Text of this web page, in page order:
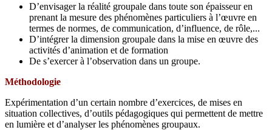
D’envisager la réalité groupale dans toute son épaisseur en
prenant la mesure des phénomènes particuliers à l’œuvre en
termes de normes, de communication, d’influence, de rôle,...
D’intégrer la dimension groupale dans la mise en œuvre des
activités d’animation et de formation
De s’exercer à l’observation dans un groupe.
Méthodologie
Expérimentation d’un certain nombre d’exercices, de mises en
situation collectives, d’outils pédagogiques qui permettent de mettre
en lumière et d’analyser les phénomènes groupaux.